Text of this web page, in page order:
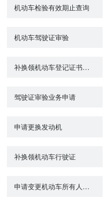
机动车检验有效期止查询
机动车驾驶证审验
补换领机动车登记证书、号牌、行驶证
驾驶证审验业务申请
申请更换发动机
补换领机动车行驶证
申请变更机动车所有人姓名（单位名称）或身份证明号码